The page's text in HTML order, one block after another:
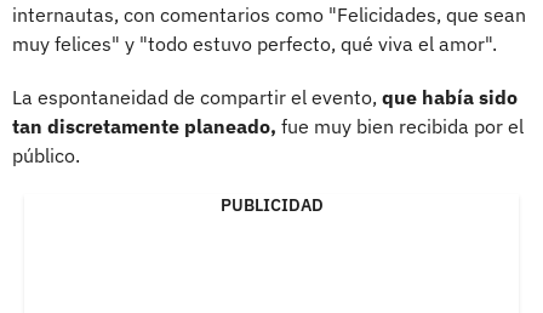
internautas, con comentarios como "Felicidades, que sean
muy felices" y "todo estuvo perfecto, qué viva el amor".
La espontaneidad de compartir el evento, que había sido
tan discretamente planeado, fue muy bien recibida por el
público.
PUBLICIDAD